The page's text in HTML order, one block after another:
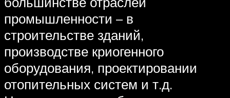
промышленности – в
строительстве зданий,
производстве криогенного
оборудования, проектировании
отопительных систем и т.д.